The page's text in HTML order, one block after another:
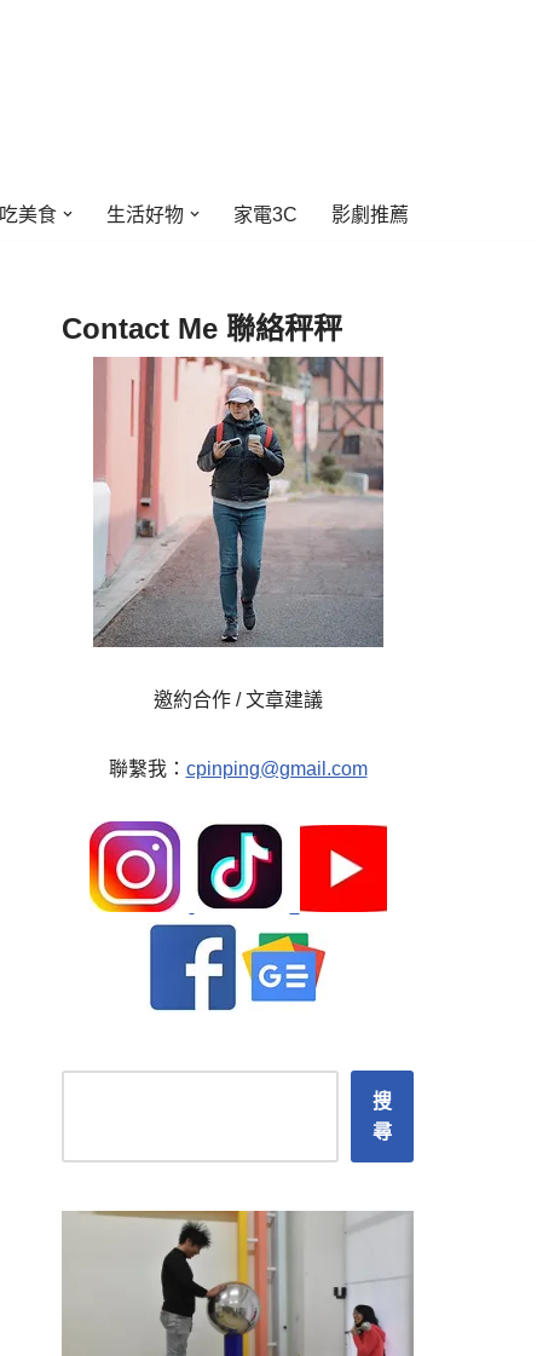
吃美食 生活好物 家電3C 影劇推薦
Contact Me 聯絡秤秤
邀約合作 / 文章建議
聯繫我： cpinping@gmail.com
搜
尋